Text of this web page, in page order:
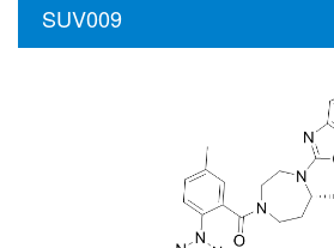
SUV009